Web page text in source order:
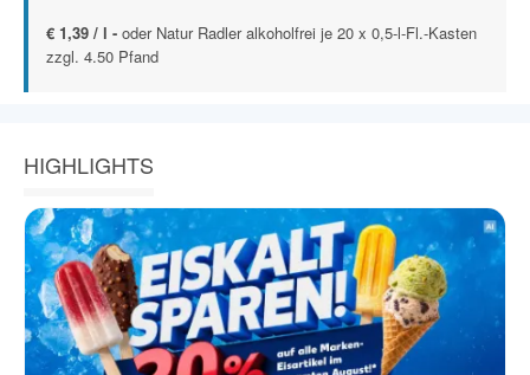
€ 1,39 / l - oder Natur Radler alkoholfrei je 20 x 0,5-l-Fl.-Kasten
zzgl. 4.50 Pfand
HIGHLIGHTS